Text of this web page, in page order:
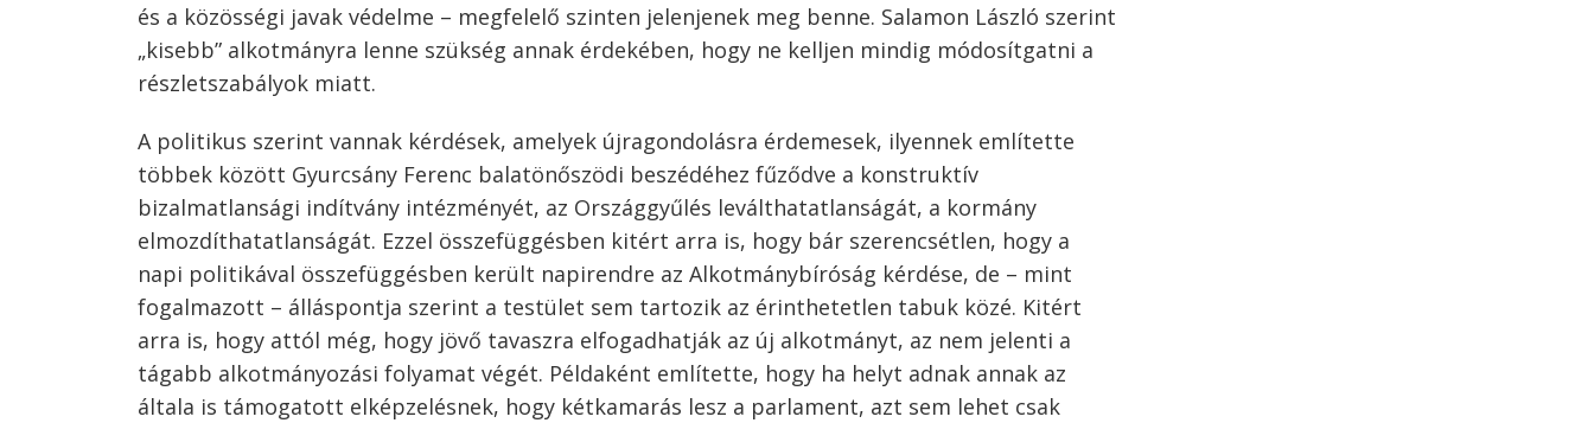
és a közösségi javak védelme – megfelelő szinten jelenjenek meg benne. Salamon László szerint
„kisebb” alkotmányra lenne szükség annak érdekében, hogy ne kelljen mindig módosítgatni a
részletszabályok miatt.
A politikus szerint vannak kérdések, amelyek újragondolásra érdemesek, ilyennek említette
többek között Gyurcsány Ferenc balatönőszödi beszédéhez fűződve a konstruktív
bizalmatlansági indítvány intézményét, az Országgyűlés leválthatatlanságát, a kormány
elmozdíthatatlanságát. Ezzel összefüggésben kitért arra is, hogy bár szerencsétlen, hogy a
napi politikával összefüggésben került napirendre az Alkotmánybíróság kérdése, de – mint
fogalmazott – álláspontja szerint a testület sem tartozik az érinthetetlen tabuk közé. Kitért
arra is, hogy attól még, hogy jövő tavaszra elfogadhatják az új alkotmányt, az nem jelenti a
tágabb alkotmányozási folyamat végét. Példaként említette, hogy ha helyt adnak annak az
általa is támogatott elképzelésnek, hogy kétkamarás lesz a parlament, azt sem lehet csak